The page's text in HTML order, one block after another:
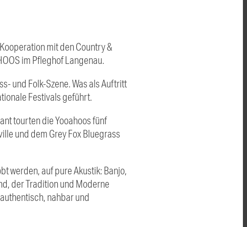
mit den Country &
im Pfleghof Langenau.
und Folk-Szene. Was als Auftritt
Festivals geführt.
tourten die Yooahoos fünf
und dem Grey Fox Bluegrass
werden, auf pure Akustik: Banjo,
der Tradition und Moderne
nahbar und